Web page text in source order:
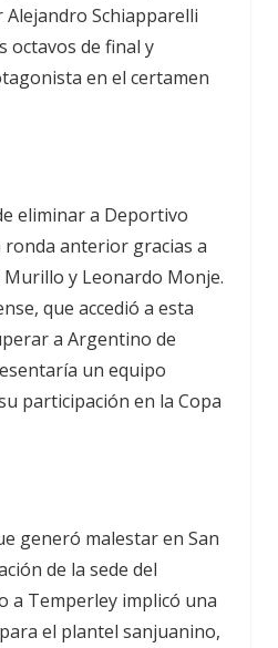
Schiapparelli
octavos de final y
en el certamen
eliminar a Deportivo
anterior gracias a
Murillo y Leonardo Monje.
que accedió a esta
a Argentino de
un equipo
participación en la Copa
generó malestar en San
de la sede del
a Temperley implicó una
el plantel sanjuanino,